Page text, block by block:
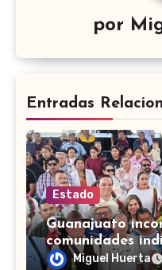
por
Entradas
Estado
Guanajuato
comunidades
estatal tras una
Miguel Huerta